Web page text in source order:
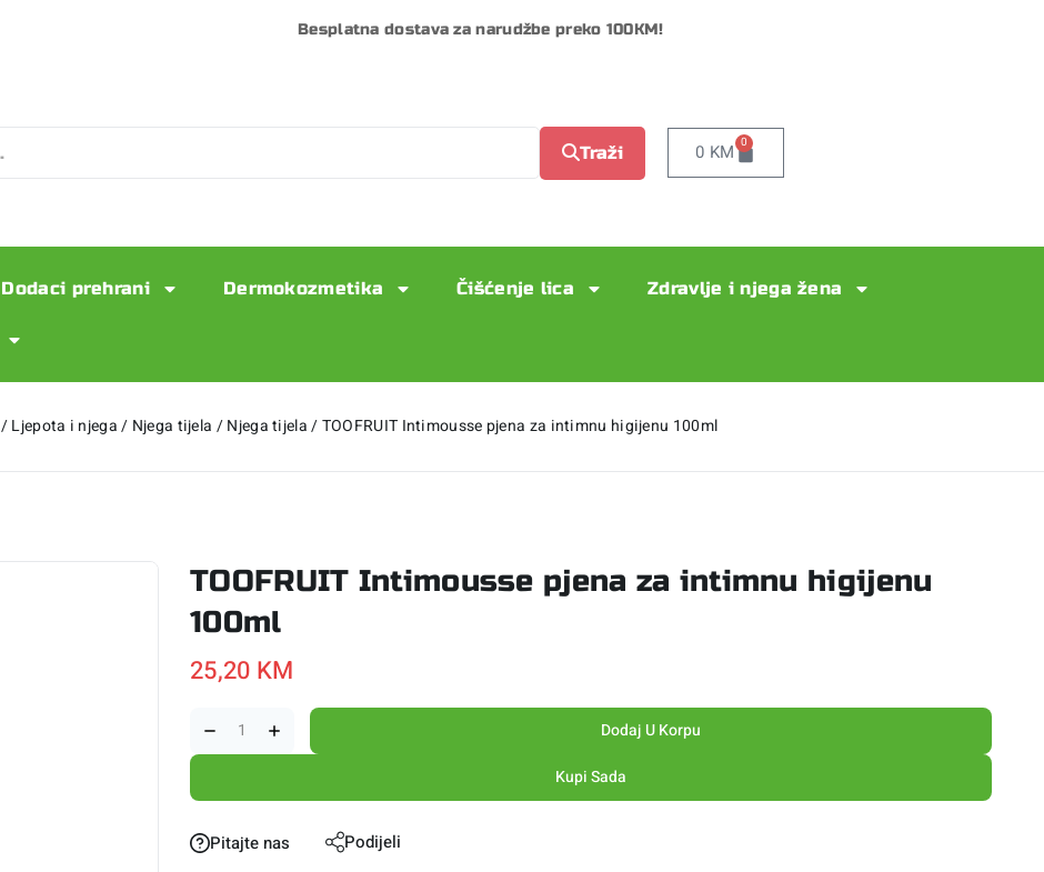
Besplatna dostava za narudžbe preko 100KM!
Traži 0 KM 0
Dodaci prehrani Dermokozmetika Čišćenje lica Zdravlje i njega žena
/Ljepota i njega/ Njega tijela /Njega tijela /TOOFRUIT Intimousse pjena za intimnu higijenu 100ml
TOOFRUIT Intimousse pjena za intimnu higijenu
100ml
25,20 KM
Dodaj U Korpu
Kupi Sada
Pitajte nas Podijeli